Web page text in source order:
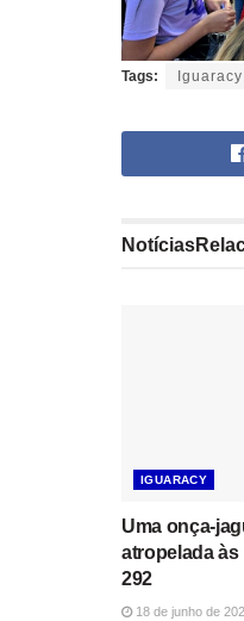
Tags: Iguaracy
Notícias
IGUARACY
Uma onça-
atropelada às
292
18 de junho de